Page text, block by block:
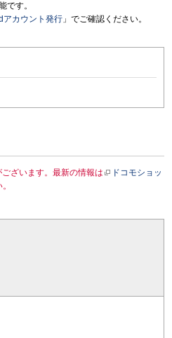
です。
アカウント発行 」でご確認ください。
ざいます。最新の情報は
ドコモショッ